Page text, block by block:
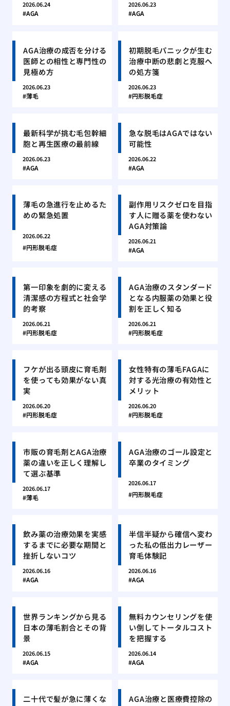
2026.06.24
AGA
2026.06.23
AGA
AGA治療の成否を分ける
医師との相性と専門性の
見極め方
2026.06.23
薄毛
初期脱毛パニックが生む
治療中断の悲劇と克服へ
の処方箋
2026.06.23
円形脱毛症
最新科学が挑む毛包幹細
胞と再生医療の最前線
2026.06.23
AGA
急な脱毛はAGAではない
可能性
2026.06.22
AGA
薄毛の急進行を止めるた
めの緊急処置
2026.06.22
円形脱毛症
副作用リスクゼロを目指
す人に贈る薬を使わない
AGA対策論
2026.06.21
AGA
第一印象を劇的に変える
清潔感の方程式と社会学
的考察
2026.06.21
円形脱毛症
AGA治療のスタンダード
となる内服薬の効果と役
割を正しく知る
2026.06.21
円形脱毛症
フケが出る頭皮に育毛剤
を使っても効果がない真
実
2026.06.20
円形脱毛症
女性特有の薄毛FAGAに
対する光治療の有効性と
メリット
2026.06.20
円形脱毛症
市販の育毛剤とAGA治療
薬の違いを正しく理解し
て選ぶ基準
2026.06.17
薄毛
AGA治療のゴール設定と
卒業のタイミング
2026.06.17
円形脱毛症
飲み薬の治療効果を実感
するまでに必要な期間と
挫折しないコツ
2026.06.16
AGA
半信半疑から確信へ変わ
った私の低出力レーザー
育毛体験記
2026.06.16
AGA
世界ランキングから見る
日本の薄毛割合とその背
景
2026.06.15
AGA
無料カウンセリングを使
い倒してトータルコスト
を把握する
2026.06.14
AGA
二十代で髪が急に薄くな
AGA治療と医療費控除の